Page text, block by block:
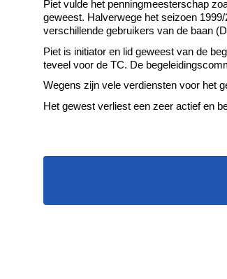
Piet vulde het penningmeesterschap
geweest. Halverwege het seizoen
verschillende gebruikers van de baan
Piet is initiator en lid geweest van de
teveel voor de TC. De
Wegens zijn vele verdiensten voor het
Het gewest verliest een zeer actief en